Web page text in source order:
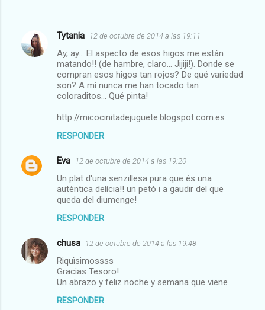
C
r
i
Tytania 12 de octubre de 2014 a las 19:11
Ay, ay... El aspecto de esos higos me están
matando!! (de hambre, claro... Jijiji!). Donde se
compran esos higos tan rojos? De qué variedad
son? A mí nunca me han tocado tan
coloraditos... Qué pinta!
http://micocinitadejuguete.blogspot.com.es
RESPONDER
Eva 12 de octubre de 2014 a las 19:20
Un plat d'una senzillesa pura que és una
autèntica delícia!! un petó i a gaudir del que
queda del diumenge!
RESPONDER
chusa 12 de octubre de 2014 a las 19:48
Riquìsimossss
Gracias Tesoro!
Un abrazo y feliz noche y semana que viene
RESPONDER